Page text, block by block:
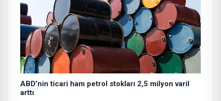
ABD’nin ticari ham petrol stokları 2,5 milyon varil
arttı